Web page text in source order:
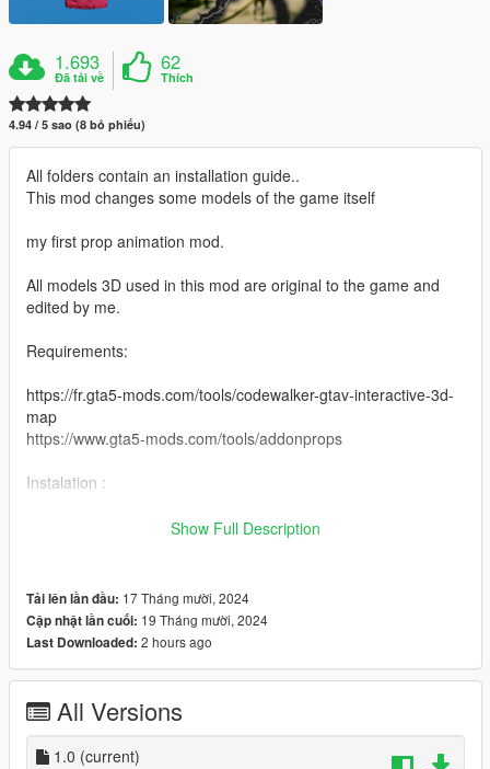
1.693
Đã tải về
62
Thích
4.94 / 5 sao (8 bỏ phiếu)
All folders contain an installation guide..
This mod changes some models of the game itself
my first prop animation mod.
All models 3D used in this mod are original to the game and
edited by me.
Requirements:
https://fr.gta5-mods.com/tools/codewalker-gtav-interactive-3d-
map
https://www.gta5-mods.com/tools/addonprops
Instalation :
drag the "nivinha-maps" folder into : Grand Theft Auto V-mods-
then go to :
Grand Theft Auto V-mods-update-update.rpf-common-data
Locate "dlclist.xml" right click on edit and add this command
line at the end of the list
to add the command line dlcpacks:\nivinha-maps\ that is inside
a notepad in the file you downloaded
Show Full Description
Tải lên lần đầu: 17 Tháng mười, 2024
Cập nhật lần cuối: 19 Tháng mười, 2024
Last Downloaded: 2 hours ago
All Versions
1.0 (current)